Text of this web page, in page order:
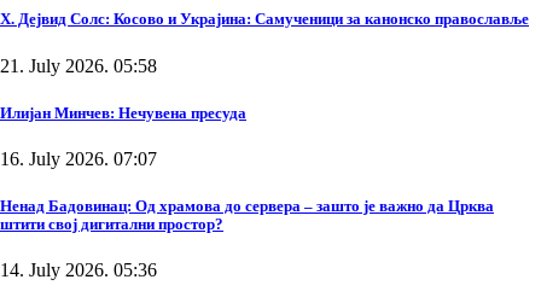
Х. Дејвид Солс: Косово и Украјина: Самученици за канонско православље
21. July 2026. 05:58
Илијан Минчев: Нечувена пресуда
16. July 2026. 07:07
Ненад Бадовинац: Од храмова до сервера – зашто је важно да Црква
штити свој дигитални простор?
14. July 2026. 05:36